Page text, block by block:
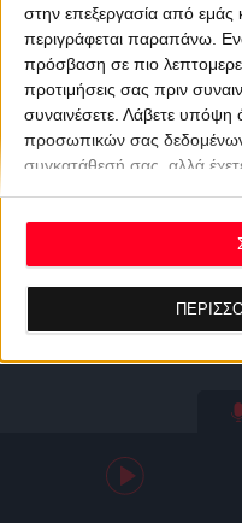
στην επεξεργασία από εμάς
περιγράφεται παραπάνω.
πρόσβαση σε πιο
προτιμήσεις σας πριν
συναινέσετε. Λάβετε υπόψη
προσωπικών σας δεδομένων
συγκατάθεσή σας, αλλά
ανακαλέσετε τη
επιστρέφοντας σε αυτόν
κουμπί "Απορρήτου" στο